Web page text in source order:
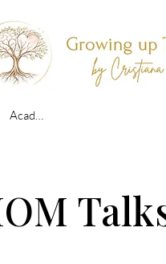
Academy Login